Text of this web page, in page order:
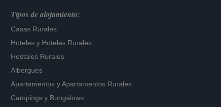
Tipos de alojamiento:
Casas Rurales
Hoteles y Hoteles Rurales
Hostales Rurales
Albergues
Apartamentos yApartamentos Rurales
Campings y Bungalows